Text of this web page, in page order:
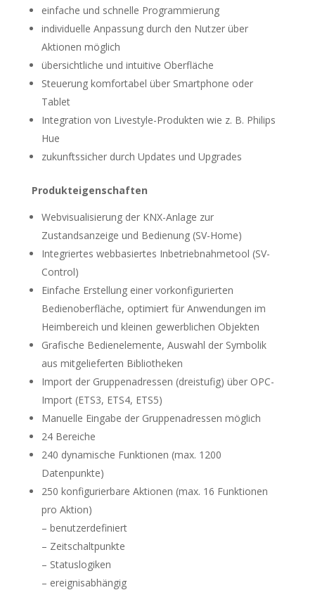
einfache und schnelle Programmierung
individuelle Anpassung durch den Nutzer über
Aktionen möglich
übersichtliche und intuitive Oberfläche
Steuerung komfortabel über Smartphone oder
Tablet
Integration von Livestyle-Produkten wie z. B. Philips
Hue
zukunftssicher durch Updates und Upgrades
Produkteigenschaften
Webvisualisierung der KNX-Anlage zur
Zustandsanzeige und Bedienung (SV-Home)
Integriertes webbasiertes Inbetriebnahmetool (SV-
Control)
Einfache Erstellung einer vorkonfigurierten
Bedienoberfläche, optimiert für Anwendungen im
Heimbereich und kleinen gewerblichen Objekten
Grafische Bedienelemente, Auswahl der Symbolik
aus mitgelieferten Bibliotheken
Import der Gruppenadressen (dreistufig) über OPC-
Import (ETS3, ETS4, ETS5)
Manuelle Eingabe der Gruppenadressen möglich
24 Bereiche
240 dynamische Funktionen (max. 1200
Datenpunkte)
250 konfigurierbare Aktionen (max. 16 Funktionen
pro Aktion)
– benutzerdefiniert
– Zeitschaltpunkte
– Statuslogiken
– ereignisabhängig